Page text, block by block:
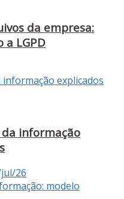
da empresa:
a LGPD
informação
26